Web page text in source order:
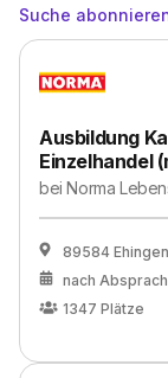
Suche
Ausbildung
Einzelhandel
beiNorma
89584
nach
1347 Plätze